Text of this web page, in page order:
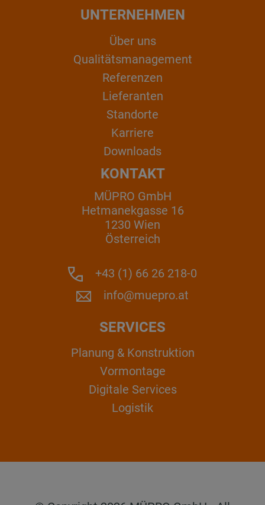
UNTERNEHMEN
Über uns
Qualitätsmanagement
Referenzen
Lieferanten
Standorte
Karriere
Downloads
KONTAKT
MÜPRO GmbH
Hetmanekgasse 16
1230 Wien
Österreich
+43 (1) 66 26 218-0
info@muepro.at
SERVICES
Planung & Konstruktion
Vormontage
Digitale Services
Logistik